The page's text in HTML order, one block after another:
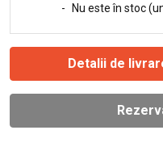
-
Nu este în stoc
Detalii de